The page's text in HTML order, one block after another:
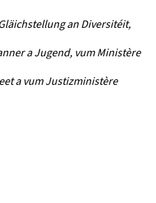
an Diversitéit,
a Jugend, vum Ministère
a vum Justizministère